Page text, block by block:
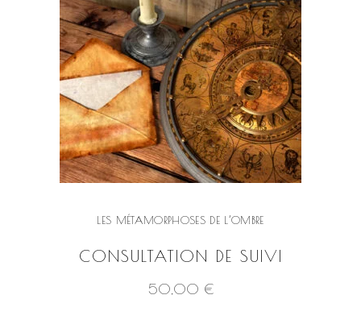
LES MÉTAMORPHOSES DE L’OMBRE
CONSULTATION DE SUIVI
50,00 €